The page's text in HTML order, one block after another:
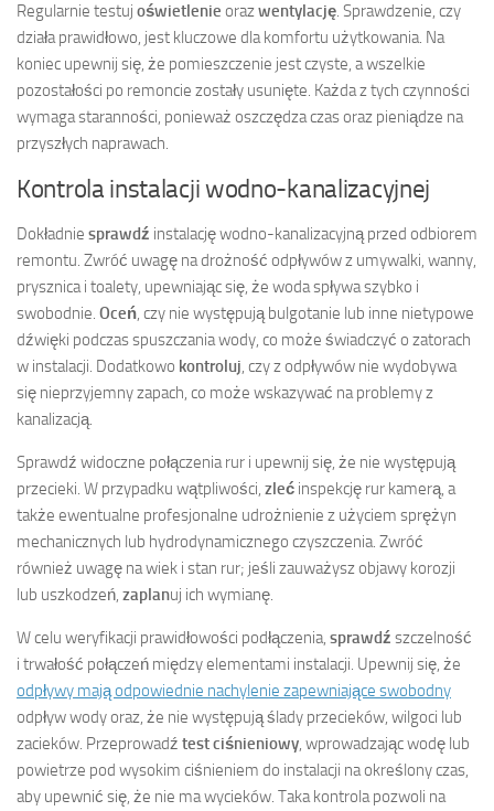
Regularnie testuj oświetlenie orazwentylację. Sprawdzenie, czy
działa prawidłowo, jest kluczowe dla komfortu użytkowania. Na
koniec upewnij się, że pomieszczenie jest czyste, a wszelkie
pozostałości po remoncie zostały usunięte. Każda z tych czynności
wymaga staranności, ponieważ oszczędza czas oraz pieniądze na
przyszłych naprawach.
Kontrola instalacji wodno-kanalizacyjnej
Dokładnie sprawdź instalację wodno-kanalizacyjną przed odbiorem
remontu. Zwróć uwagę na drożność odpływów z umywalki, wanny,
prysznica i toalety, upewniając się, że woda spływa szybko i
swobodnie. Oceń, czy nie występują bulgotanie lub inne nietypowe
dźwięki podczas spuszczania wody, co może świadczyć o zatorach
w instalacji. Dodatkowo kontroluj, czy z odpływów nie wydobywa
się nieprzyjemny zapach, co może wskazywać na problemy z
kanalizacją.
Sprawdź widoczne połączenia rur i upewnij się, że nie występują
przecieki. W przypadku wątpliwości, zleć inspekcję rur kamerą, a
także ewentualne profesjonalne udrożnienie z użyciem sprężyn
mechanicznych lub hydrodynamicznego czyszczenia. Zwróć
również uwagę na wiek i stan rur; jeśli zauważysz objawy korozji
lub uszkodzeń, zaplanuj ich wymianę.
W celu weryfikacji prawidłowości podłączenia, sprawdź szczelność
i trwałość połączeń między elementami instalacji. Upewnij się, że
odpływy mają odpowiednie nachylenie zapewniające swobodny
odpływ wody oraz, że nie występują ślady przecieków, wilgoci lub
zacieków. Przeprowadź test ciśnieniowy, wprowadzając wodę lub
powietrze pod wysokim ciśnieniem do instalacji na określony czas,
aby upewnić się, że nie ma wycieków. Taka kontrola pozwoli na